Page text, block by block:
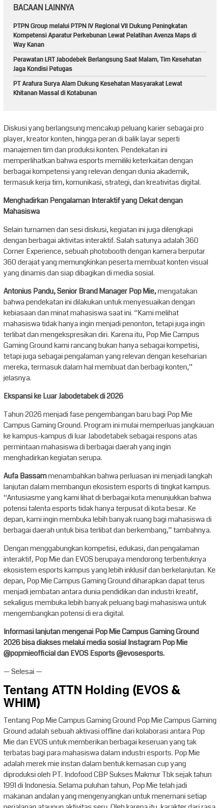
BACAAN LAINNYA
PTPN Group melalui PTPN IV Regional VII Dukung Peningkatan
Kompetensi Aparatur Perkebunan Lewat Pelatihan Avenza Maps di
Way Kanan
Perawatan LRT Jabodebek Berlangsung Saat Malam, Tim Kesehatan
Jaga Kondisi Petugas
PT Arafura Surya Alam Dukung Kesehatan Masyarakat Lewat
Khitanan Massal di Kotabunan
Diskusi yang berlangsung mencakup peluang karier sebagai pro
player, kreator konten, hingga peran di balik layar seperti
manajemen tim dan produksi konten. Pendekatan ini
memperlihatkan bahwa esports memiliki keterkaitan dengan
berbagai kompetensi yang relevan dengan dunia akademik,
termasuk kerja tim, komunikasi, strategi, dan kreativitas digital.
Menghadirkan Pengalaman Interaktif yang Dekat dengan
Mahasiswa
Selain turnamen dan sesi diskusi, kegiatan ini juga dilengkapi
dengan berbagai aktivitas interaktif. Salah satunya adalah 360
Corner Experience, sebuah photobooth dengan kamera berputar
360 derajat yang memungkinkan peserta membuat konten visual
yang dinamis dan siap dibagikan di media sosial.
Antonius Pandu, Senior Brand Manager Pop Mie,mengatakan
bahwa pendekatan ini dilakukan untuk menyesuaikan dengan
kebiasaan dan minat mahasiswa saat ini. “Kami melihat
mahasiswa tidak hanya ingin menjadi penonton, tetapi juga ingin
terlibat dan mengekspresikan diri. Karena itu, Pop Mie Campus
Gaming Ground kami rancang bukan hanya sebagai kompetisi,
tetapi juga sebagai pengalaman yang relevan dengan keseharian
mereka, termasuk dalam hal membuat dan berbagi konten,”
jelasnya.
Ekspansi ke Luar Jabodetabek di 2026
Tahun 2026 menjadi fase pengembangan baru bagi Pop Mie
Campus Gaming Ground. Program ini mulai memperluas jangkauan
ke kampus-kampus di luar Jabodetabek sebagai respons atas
permintaan mahasiswa di berbagai daerah yang ingin
menghadirkan kegiatan serupa.
Aufa Bassammenambahkan bahwa perluasan ini menjadi langkah
lanjutan dalam membangun ekosistem esports di tingkat kampus.
“Antusiasme yang kami lihat di berbagai kota menunjukkan bahwa
potensi talenta esports tidak hanya terpusat di kota besar. Ke
depan, kami ingin membuka lebih banyak ruang bagi mahasiswa di
berbagai daerah untuk bisa terlibat dan berkembang,” tambahnya.
Dengan menggabungkan kompetisi, edukasi, dan pengalaman
interaktif, Pop Mie dan EVOS berupaya mendorong terbentuknya
ekosistem esports kampus yang lebih inklusif dan berkelanjutan. Ke
depan, Pop Mie Campus Gaming Ground diharapkan dapat terus
menjadi jembatan antara dunia pendidikan dan industri kreatif,
sekaligus membuka lebih banyak peluang bagi mahasiswa untuk
mengembangkan potensi di era digital.
Informasi lanjutan mengenai Pop Mie Campus Gaming Ground
2026 bisa diakses melalui media sosial Instagram Pop Mie
@popmieofficial dan EVOS Esports @evosesports.
— Selesai —
Tentang ATTN Holding (EVOS &
WHIM)
Tentang Pop Mie Campus Gaming Ground Pop Mie Campus Gaming
Ground adalah sebuah aktivasi offline dari kolaborasi antara Pop
Mie dan EVOS untuk memberikan berbagai keseruan yang tak
terbatas bagi para mahasiswa dalam industri esports. Pop Mie
adalah merek mie instan dalam bentuk kemasan cup yang
diproduksi oleh PT. Indofood CBP Sukses Makmur Tbk sejak tahun
1991 di Indonesia. Selama puluhan tahun, Pop Mie telah jadi
makanan andalan yang mengenyangkan untuk menemani setiap